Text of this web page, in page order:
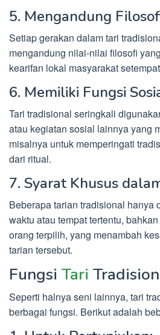
5. Mengandung
Setiap gerakan dalam tari
mengandung nilai-nilai filosofi
kearifan lokal masyarakat
6. Memiliki Fungsi
Tari tradisional seringkali
atau kegiatan sosial lainnya yang
misalnya untuk memperingati
dari ritual.
7. Syarat Khusus
Beberapa tarian tradisional hanya
waktu atau tempat tertentu,
orang terpilih, yang menambah
tarian tersebut.
Fungsi Tari
Seperti halnya seni lainnya, tari
berbagai fungsi. Berikut adalah